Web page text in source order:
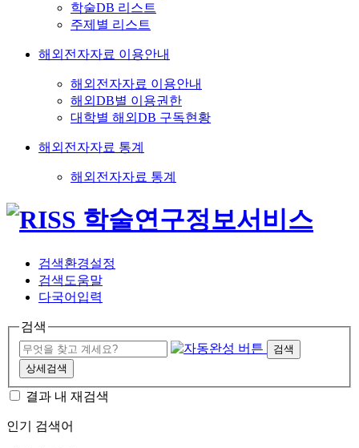
학술DB 리스트
주제별 리스트
해외전자자료 이용안내
해외전자자료 이용안내
해외DB별 이용권한
대학별 해외DB 구독현황
해외전자자료 통계
해외전자자료 통계
검색환경설정
검색도움말
다국어입력
검색
검색
상세검색
결과 내 재검색
인기 검색어